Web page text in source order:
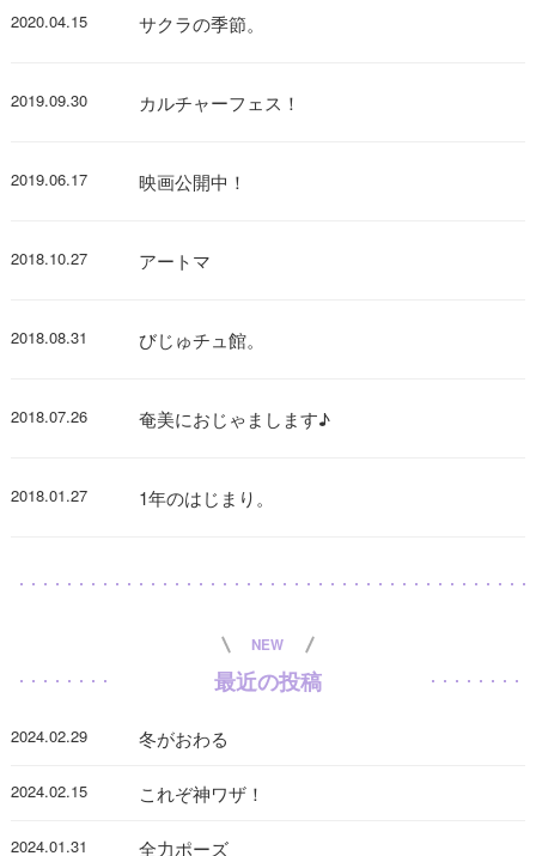
2020.04.15 サクラの季節。
2019.09.30 カルチャーフェス！
2019.06.17 映画公開中！
2018.10.27 アートマ
2018.08.31 びじゅチュ館。
2018.07.26 奄美におじゃまします♪
2018.01.27 1年のはじまり。
NEW
最近の投稿
2024.02.29 冬がおわる
2024.02.15 これぞ神ワザ！
2024.01.31 全力ポーズ